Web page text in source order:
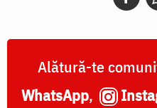
Alătură-te
WhatsApp,